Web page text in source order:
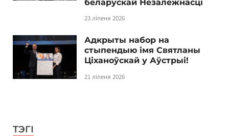
беларускай Незалежнасці
23 ліпеня 2026
Адкрыты набор на
стыпендыю імя Святланы
Ціханоўскай у Аўстрыі!
21 ліпеня 2026
ТЭГІ